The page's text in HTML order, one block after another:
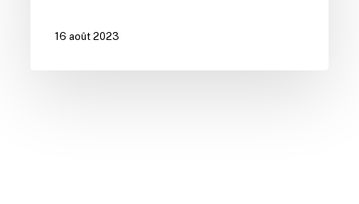
16 août 2023